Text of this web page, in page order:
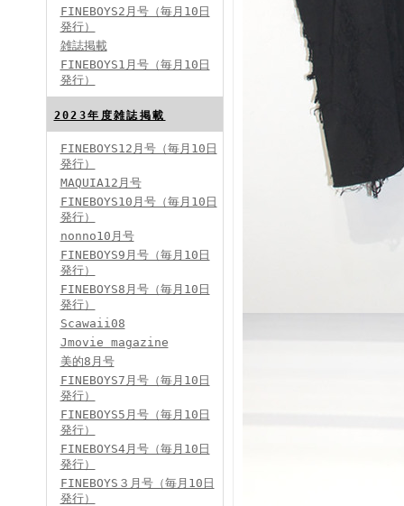
FINEBOYS2024年2月号
2024分バックナンバー
2023分バックナンバー
2022年分バックナンバー
2019年分バックナンバー
2018年分バックナンバー
2017年分バックナンバー
2016年分バックナンバー
2014年分バックナンバー
FINEBOYS2月号（毎月10日
発行）
雑誌掲載
FINEBOYS1月号（毎月10日
発行）
2023年度雑誌掲載
FINEBOYS12月号（毎月10日
発行）
MAQUIA12月号
FINEBOYS10月号（毎月10日
発行）
nonno10月号
FINEBOYS9月号（毎月10日
発行）
FINEBOYS8月号（毎月10日
発行）
Scawaii08
Jmovie magazine
美的8月号
FINEBOYS7月号（毎月10日
発行）
FINEBOYS5月号（毎月10日
発行）
FINEBOYS4月号（毎月10日
発行）
FINEBOYS３月号（毎月10日
発行）